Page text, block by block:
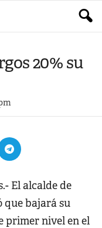
20% su
El alcalde de
que bajará su
primer nivel en el